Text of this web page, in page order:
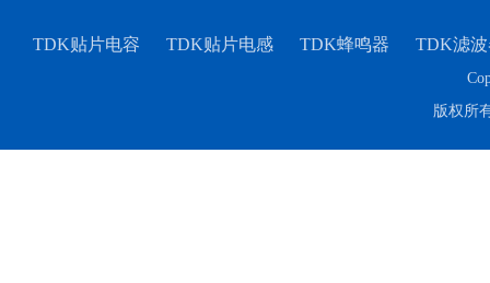
TDK贴片电容 TDK贴片电感 TDK蜂鸣器 TDK滤
版权所